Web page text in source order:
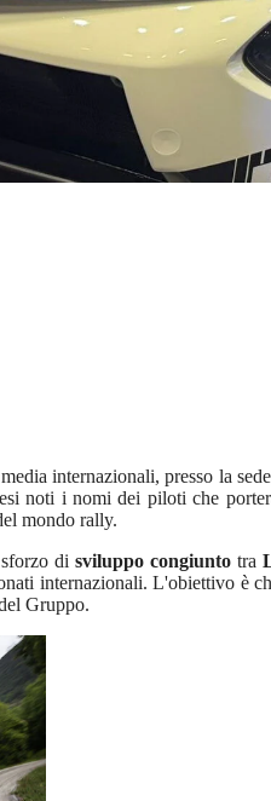
internazionali, presso la
noti i nomi dei piloti che
mondo rally.
di sviluppo congiunto tra
internazionali. L'obiettivo è
Gruppo.